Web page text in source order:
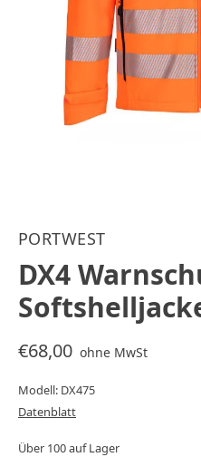
PORTWEST
DX4
€68,00 ohne MwSt
Modell: DX475
Datenblatt
Über 100 auf Lager